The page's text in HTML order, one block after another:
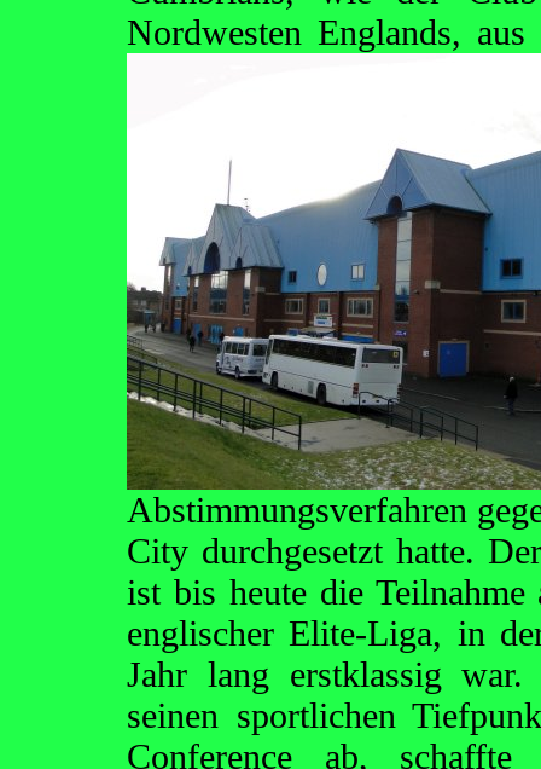
Nordwesten Englands,
Abstimmungsverfahren
City durchgesetzt hatte.
ist bis heute die
englischer Elite-Liga, in
Jahr lang erstklassig
seinen sportlichen
Conference ab,